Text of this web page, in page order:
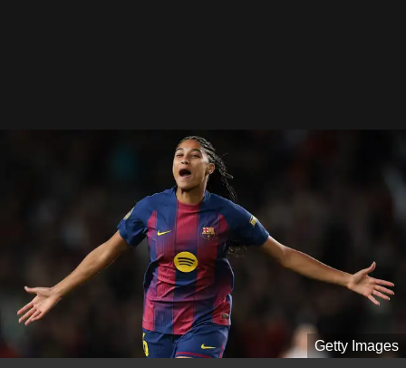
Getty Images